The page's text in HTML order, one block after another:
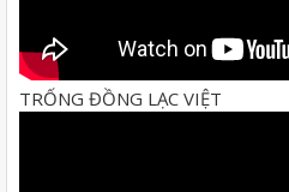
TRỐNG ĐỒNG LẠC VIỆT